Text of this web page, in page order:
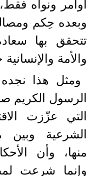
أوامر ونواه
وبعده حِكم
تتحقق بها
والأمة
ومثل هذا
الرسول الكريم
التي عزّزت
الشرعية وبين
منها، وأن
وإنما شرعت